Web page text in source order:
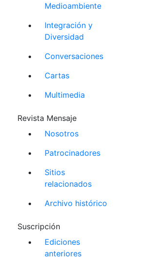
Medioambiente
Integración y
Diversidad
Conversaciones
Cartas
Multimedia
Revista Mensaje
Nosotros
Patrocinadores
Sitios
relacionados
Archivo histórico
Suscripción
Ediciones
anteriores